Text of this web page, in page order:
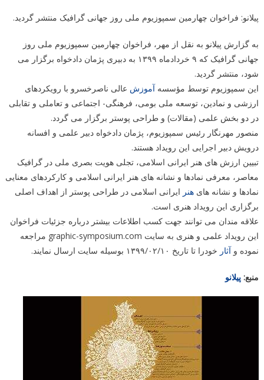
پیلانو: فراخوان چهارمین سمپوزیوم ملی روز جهانی گرافیک منتشر گردید.
به گزارش پیلانو به نقل از مهر، فراخوان چهارمین سمپوزیوم ملی روز
جهانی گرافیک که ۹ خردادماه ۱۳۹۹ به دبیری پژمان دادخواه برگزار می
شود، منتشر گردید.
این سمپوزیوم توسط مؤسسه آموزش عالی ناصرخسرو با رویکردهای
ارزشی و نمادین، توسعه ملی بومی، فرهنگی- اجتماعی و تعاملی و تقابلی
در دو بخش علمی (مقالات) و طراحی پوستر برگزار می گردد.
منصور مهرنگار رئیس سمپوزیوم، پژمان دادخواه دبیر علمی و افسانه
درویش دبیر اجرایی این رویداد هستند.
تبیین ارزش های هنر ایرانی اسلامی، تجلی هویت بصری ملی در گرافیک
معاصر، معرفی نمادها و نشانه های هنر ایرانی اسلامی و کارکردهای معنایی
نمادها و نشانه های هنر ایرانی اسلامی در طراحی پوستر از اهداف اصلی
برگزاری این رویداد هنری است.
علاقه مندان می توانند جهت کسب اطلاعات بیشتر درباره جزئیات فراخوان
این رویداد علمی و هنری به سایت graphic-symposium.com مراجعه
نموده و آثار خودرا تا تاریخ ۱۰/‏۰۲/‏۱۳۹۹‬ بوسیله سایت ارسال نمایند.
منبع: پیلانو